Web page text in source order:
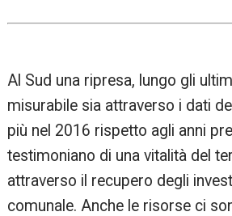
Al Sud una ripresa, lungo gli
misurabile sia attraverso i dati
più nel 2016 rispetto agli anni
testimoniano di una vitalità del
attraverso il recupero degli
comunale. Anche le risorse ci